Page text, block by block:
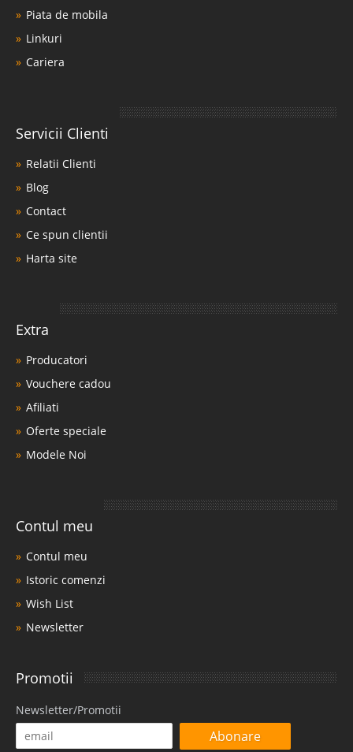
Piata de mobila
Linkuri
Cariera
Servicii Clienti
Relatii Clienti
Blog
Contact
Ce spun clientii
Harta site
Extra
Producatori
Vouchere cadou
Afiliati
Oferte speciale
Modele Noi
Contul meu
Contul meu
Istoric comenzi
Wish List
Newsletter
Promotii
Newsletter/Promotii
Abonare